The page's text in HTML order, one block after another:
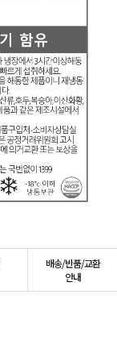
배송/반품/교환
안내